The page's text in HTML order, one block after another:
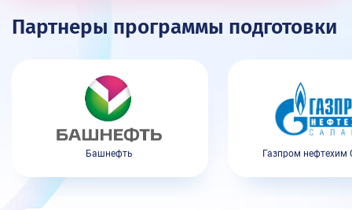
Партнеры программы подготовки
Башнефть Газпром нефтехим